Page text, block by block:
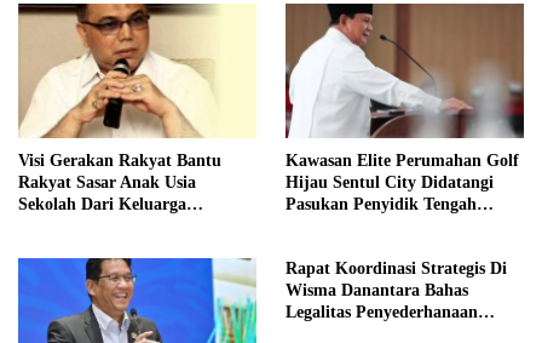
Visi Gerakan Rakyat Bantu
Rakyat Sasar Anak Usia
Sekolah Dari Keluarga
Kawasan Elite Perumahan Golf
Hijau Sentul City Didatangi
Pasukan Penyidik Tengah
Rapat Koordinasi Strategis Di
Wisma Danantara Bahas
Legalitas Penyederhanaan